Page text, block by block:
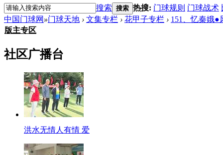
搜索 搜索 热搜: 门球规则 门球战术
中国门球网 »门球天地 › 文集专栏 › 花甲子专栏 › 151、忆秦娥●
版主专区
社区广播台
洪水无情人有情 爱